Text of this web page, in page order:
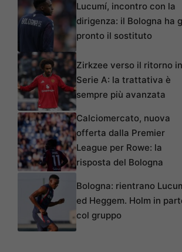
Lucumí, incontro con la
dirigenza: il Bologna ha
pronto il sostituto
Zirkzee verso il ritorno in
Serie A: la trattativa è
sempre più avanzata
Calciomercato, nuova
offerta dalla Premier
League per Rowe: la
risposta del Bologna
Bologna: rientrano
ed Heggem. Holm in
col gruppo